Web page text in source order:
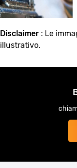
Disclaimer : Le
illustrativo.